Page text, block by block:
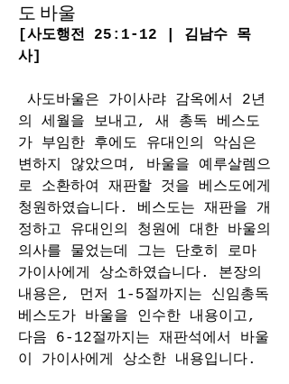
도 바울
[사도행전 25:1-12 | 김남수 목
사]
사도바울은 가이사랴 감옥에서 2년
의 세월을 보내고, 새 총독 베스도
가 부임한 후에도 유대인의 악심은
변하지 않았으며, 바울을 예루살렘으
로 소환하여 재판할 것을 베스도에게
청원하였습니다. 베스도는 재판을 개
정하고 유대인의 청원에 대한 바울의
의사를 물었는데 그는 단호히 로마
가이사에게 상소하였습니다. 본장의
내용은, 먼저 1-5절까지는 신임총독
베스도가 바울을 인수한 내용이고,
다음 6-12절까지는 재판석에서 바울
이 가이사에게 상소한 내용입니다.